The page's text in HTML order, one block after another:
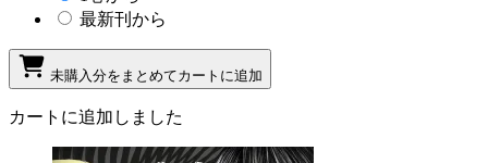
最新刊から
未購入分をまとめてカートに追加
カートに追加しました